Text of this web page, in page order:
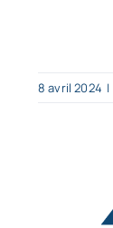
8 avril 2024 |